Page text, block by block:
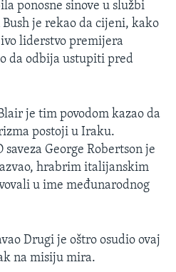
ponosne sinove u službi
je rekao da cijeni, kako
liderstvo premijera
da odbija ustupiti pred
je tim povodom kazao da
postoji u Iraku.
George Robertson je
hrabrim italijanskim
u ime međunarodnog
Drugi je oštro osudio ovaj
na misiju mira.